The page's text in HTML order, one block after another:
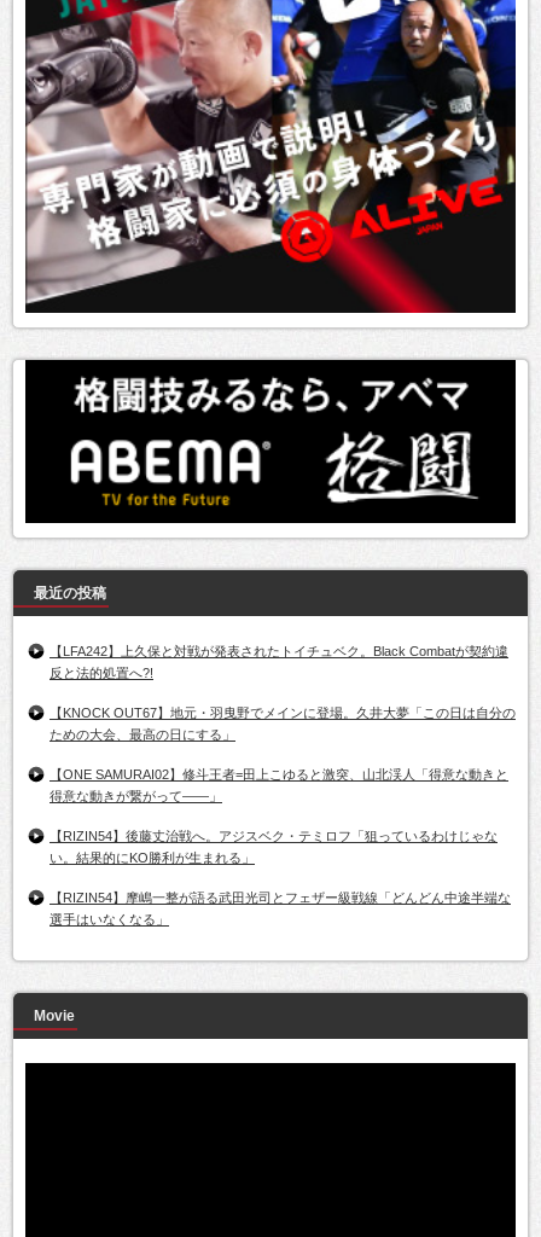
最近の投稿
【LFA242】上久保と対戦が発表されたトイチュベク。Black Combatが契約違
反と法的処置へ?!
【KNOCK OUT67】地元・羽曳野でメインに登場。久井大夢「この日は自分の
ための大会、最高の日にする」
【ONE SAMURAI02】修斗王者=田上こゆると激突、山北渓人「得意な動きと
得意な動きが繋がって――」
【RIZIN54】後藤丈治戦へ。アジスベク・テミロフ「狙っているわけじゃな
い。結果的にKO勝利が生まれる」
【RIZIN54】摩嶋一整が語る武田光司とフェザー級戦線「どんどん中途半端な
選手はいなくなる」
Movie